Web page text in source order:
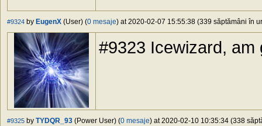
#9324 by EugenX (User) (0 mesaje) at 2020-02-07 15:55:38 (339 săptămâni în
#9323 Icewizard, am
#9325 by TYDQR_93 (Power User) (0 mesaje) at 2020-02-10 10:35:34 (338